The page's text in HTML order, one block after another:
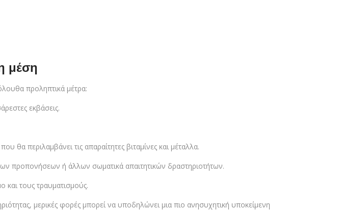
μέση
προληπτικά μέτρα:
εκβάσεις.
θα περιλαμβάνει τις απαραίτητες βιταμίνες και μέταλλα.
προπονήσεων ή άλλων σωματικά απαιτητικών δραστηριοτήτων.
και τους τραυματισμούς.
μερικές φορές μπορεί να υποδηλώνει μια πιο ανησυχητική υποκείμενη